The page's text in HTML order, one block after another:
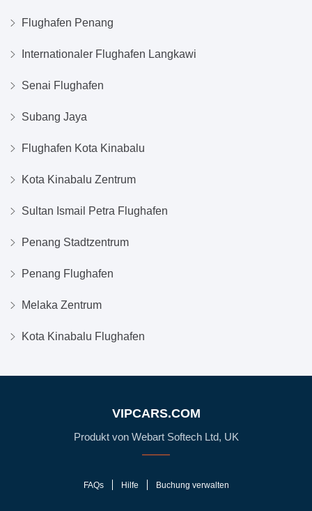
Flughafen Penang
Internationaler Flughafen Langkawi
Senai Flughafen
Subang Jaya
Flughafen Kota Kinabalu
Kota Kinabalu Zentrum
Sultan Ismail Petra Flughafen
Penang Stadtzentrum
Penang Flughafen
Melaka Zentrum
Kota Kinabalu Flughafen
VIPCARS.COM
Produkt von Webart Softech Ltd, UK
FAQs Hilfe Buchung verwalten